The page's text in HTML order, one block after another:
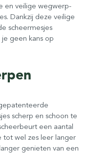
en veilige wegwerp-
Dankzij deze veilige
scheermesjes
geen kans op
scherp en schoon te
een aantal
tot wel zes leer langer
genieten van een